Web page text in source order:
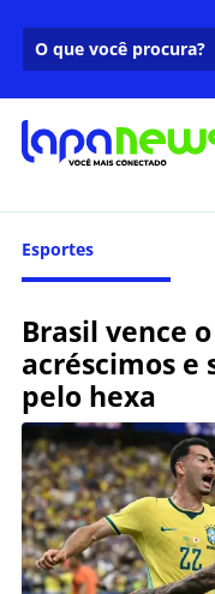
Esportes
Brasil vence
acréscimos e
pelo hexa